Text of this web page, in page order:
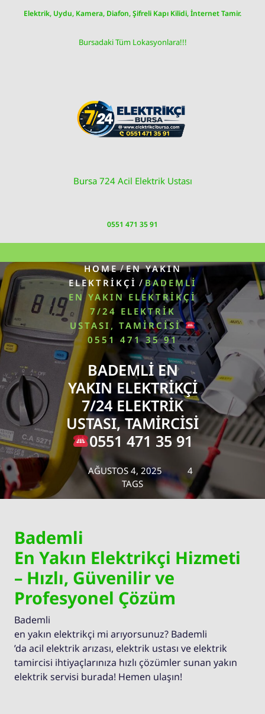
Elektrik, Uydu, Kamera, Diafon, Şifreli Kapı Kilidi, İnternet Tamir.
Bursadaki Tüm Lokasyonlara!!!
Bursa 724 Acil Elektrik Ustası
0551 471 35 91
HOME/EN YAKIN
ELEKTRIKÇI /BADEMLI
EN YAKIN ELEKTRIKÇI
7/24 ELEKTRIK
USTASI, TAMIRCISI
0551 471 35 91
BADEMLI EN
YAKIN ELEKTRIKÇI
7/24 ELEKTRIK
USTASI, TAMIRCISI
0551 471 35 91
AĞUSTOS 4, 2025
4
TAGS
Bademli
En Yakın Elektrikçi Hizmeti
– Hızlı, Güvenilir ve
Profesyonel Çözüm
Bademli
en yakın elektrikçi mi arıyorsunuz? Bademli
’da acil elektrik arızası, elektrik ustası ve elektrik
tamircisi ihtiyaçlarınıza hızlı çözümler sunan yakın
elektrik servisi burada! Hemen ulaşın!